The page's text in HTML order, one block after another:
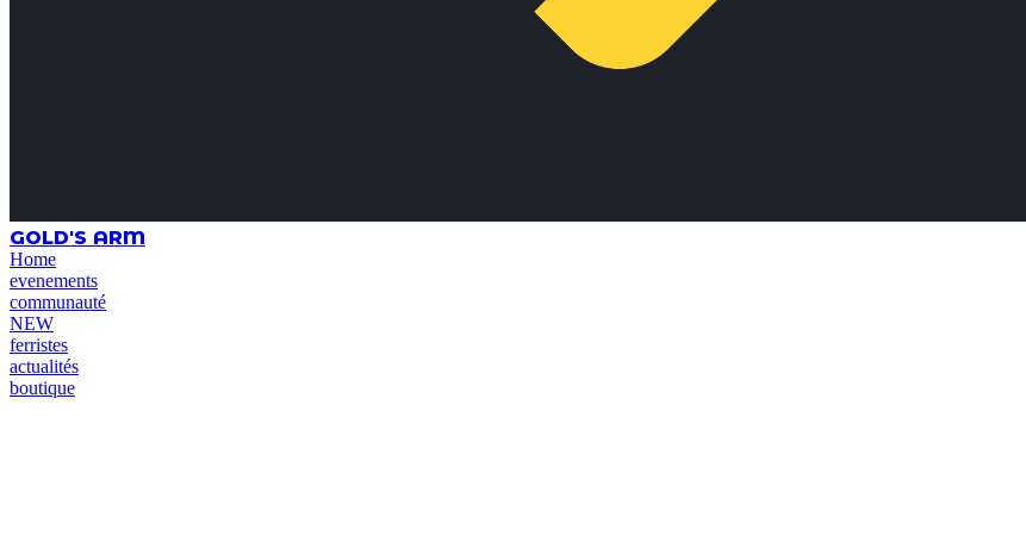
GOLD'S ARM
Home
evenements
communauté
NEW
ferristes
actualités
boutique